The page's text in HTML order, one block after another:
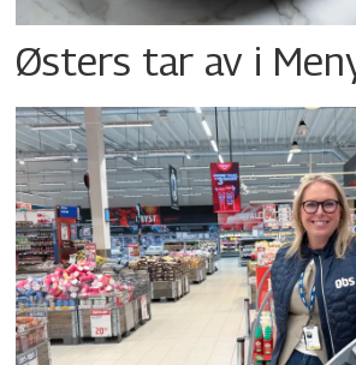
Østers tar av i